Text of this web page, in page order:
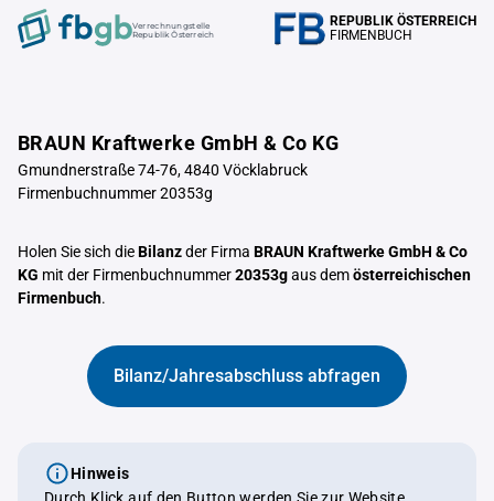
Verrechnungstelle
Republik Österreich
REPUBLIK ÖSTERREICH
FIRMENBUCH
BRAUN Kraftwerke GmbH & Co KG
Gmundnerstraße 74-76, 4840 Vöcklabruck
Firmenbuchnummer 20353g
Holen Sie sich dieBilanzder Firma BRAUN Kraftwerke GmbH & Co
KG mit der Firmenbuchnummer20353gaus demösterreichischen
Firmenbuch.
Bilanz/Jahresabschluss abfragen
Hinweis